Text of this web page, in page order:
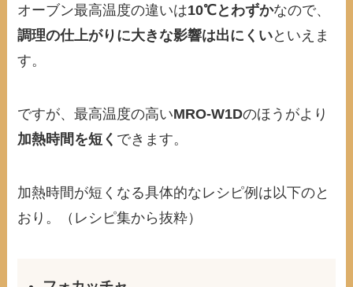
オーブン最高温度の違いは10℃とわずかなので、
調理の仕上がりに大きな影響は出にくいといえま
す。
ですが、最高温度の高いMRO-W1Dのほうがより
加熱時間を短く できます。
加熱時間が短くなる具体的なレシピ例は以下のと
おり。（レシピ集から抜粋）